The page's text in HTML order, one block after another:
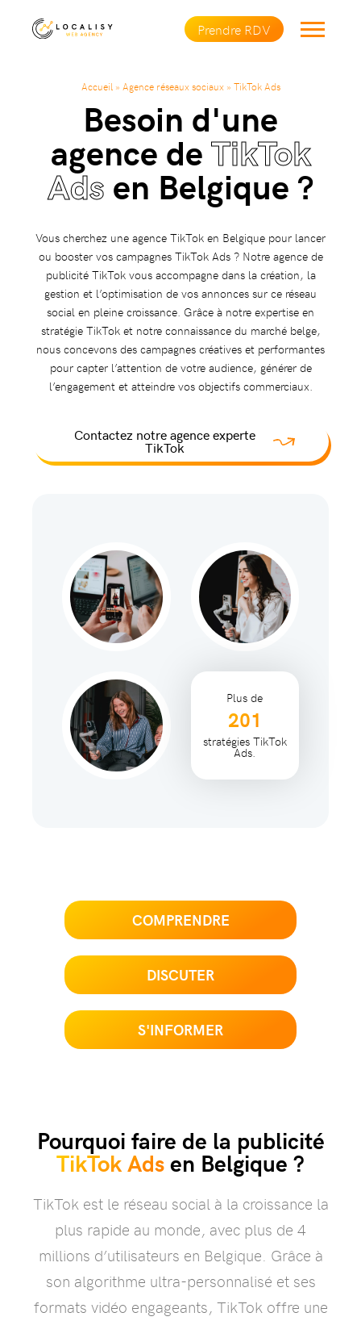
Prendre RDV
Accueil » Agence réseaux sociaux» TikTok Ads
Besoin d'une
agence deTikTok
Ads en Belgique ?
Vous cherchez une agence TikTok en Belgique pour lancer
ou booster vos campagnes TikTok Ads ? Notre agence de
publicité TikTok vous accompagne dans la création, la
gestion et l’optimisation de vos annonces sur ce réseau
social en pleine croissance. Grâce à notre expertise en
stratégie TikTok et notre connaissance du marché belge,
nous concevons des campagnes créatives et performantes
pour capter l’attention de votre audience, générer de
l’engagement et atteindre vos objectifs commerciaux.
Contactez notre agence experte
TikTok
Plus de
201
stratégies TikTok
Ads.
COMPRENDRE
DISCUTER
S'INFORMER
Pourquoi faire de la publicité
TikTok Adsen Belgique ?
TikTok est le réseau social à la croissance la
plus rapide au monde, avec plus de 4
millions d’utilisateurs en Belgique. Grâce à
son algorithme ultra-personnalisé et ses
formats vidéo engageants, TikTok offre une